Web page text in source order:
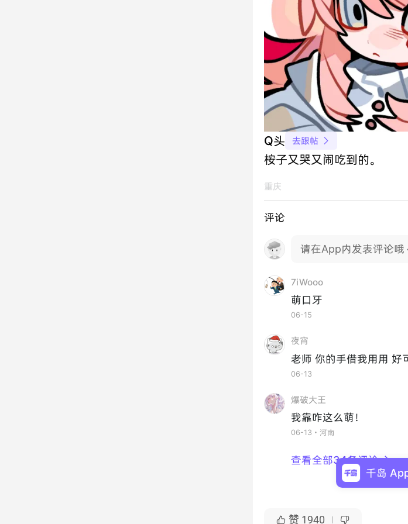
Q头 去跟帖 
桉子又哭又闹吃到的。
重庆
评论
请在App内发表评论哦
7iWooo
萌口牙
06-15
夜宵
老师 你的手借我用用 好
06-13
爆破大王
我靠咋这么萌！
06-13・河南
查看全部34条评论 
 赞 1940 
千岛